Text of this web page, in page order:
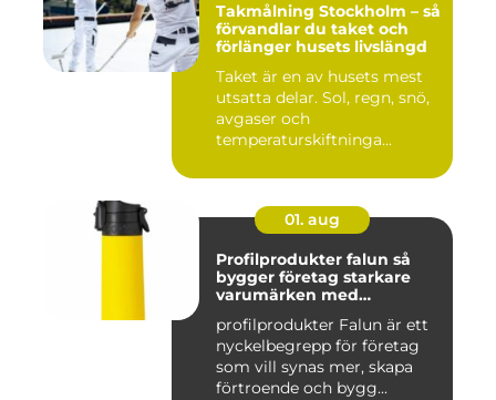
Takmålning Stockholm – så
förvandlar du taket och
förlänger husets livslängd
Taket är en av husets mest
utsatta delar. Sol, regn, snö,
avgaser och
temperaturskiftninga...
01. aug
Profilprodukter falun så
bygger företag starkare
varumärken med
profilprodukter Falun är ett
nyckelbegrepp för företag
som vill synas mer, skapa
förtroende och bygg...